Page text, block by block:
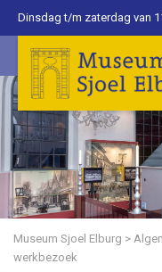
Dinsdag t/m zaterdag van
Museum Sjoel Elburg >
werkbezoek